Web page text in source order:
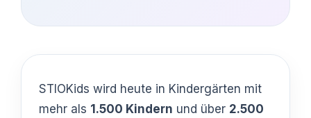
STIOKids wird heute in Kindergärten mit
mehr als 1.500 Kindern und über 2.500